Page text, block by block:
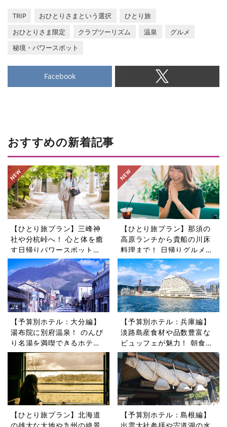
TRIP おひとりさまという選択
ひとり旅
おひとりさま限定
クラブツーリズム 温泉
グルメ
秘境・パワースポット
Facebook
おすすめの新着記事
【ひとり旅プラン】三峰神
社や分杭峠へ！ 心と体を癒
す日帰りパワースポットツ
アー5選
【ひとり旅プラン】那須の
高原ランチから貴船の川床
料理まで！ 日帰りグルメ旅
5選
【予算別ホテル：大分編】
湯布院に別府温泉！ のんび
り名湯を満喫できるホテル5
選
【予算別ホテル：兵庫編】
淡路島産食材や品数豊富な
ビュッフェが魅力！ 朝食が
自慢のホテル5選
【ひとり旅プラン】北海道
【予算別ホテル：島根編】